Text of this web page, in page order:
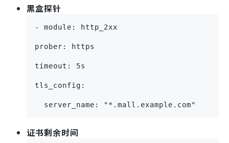
黑盒探针
- module: http_2xx
prober: https
timeout: 5s
tls_config:
  server_name: "*.mall.example.com"
证书剩余时间